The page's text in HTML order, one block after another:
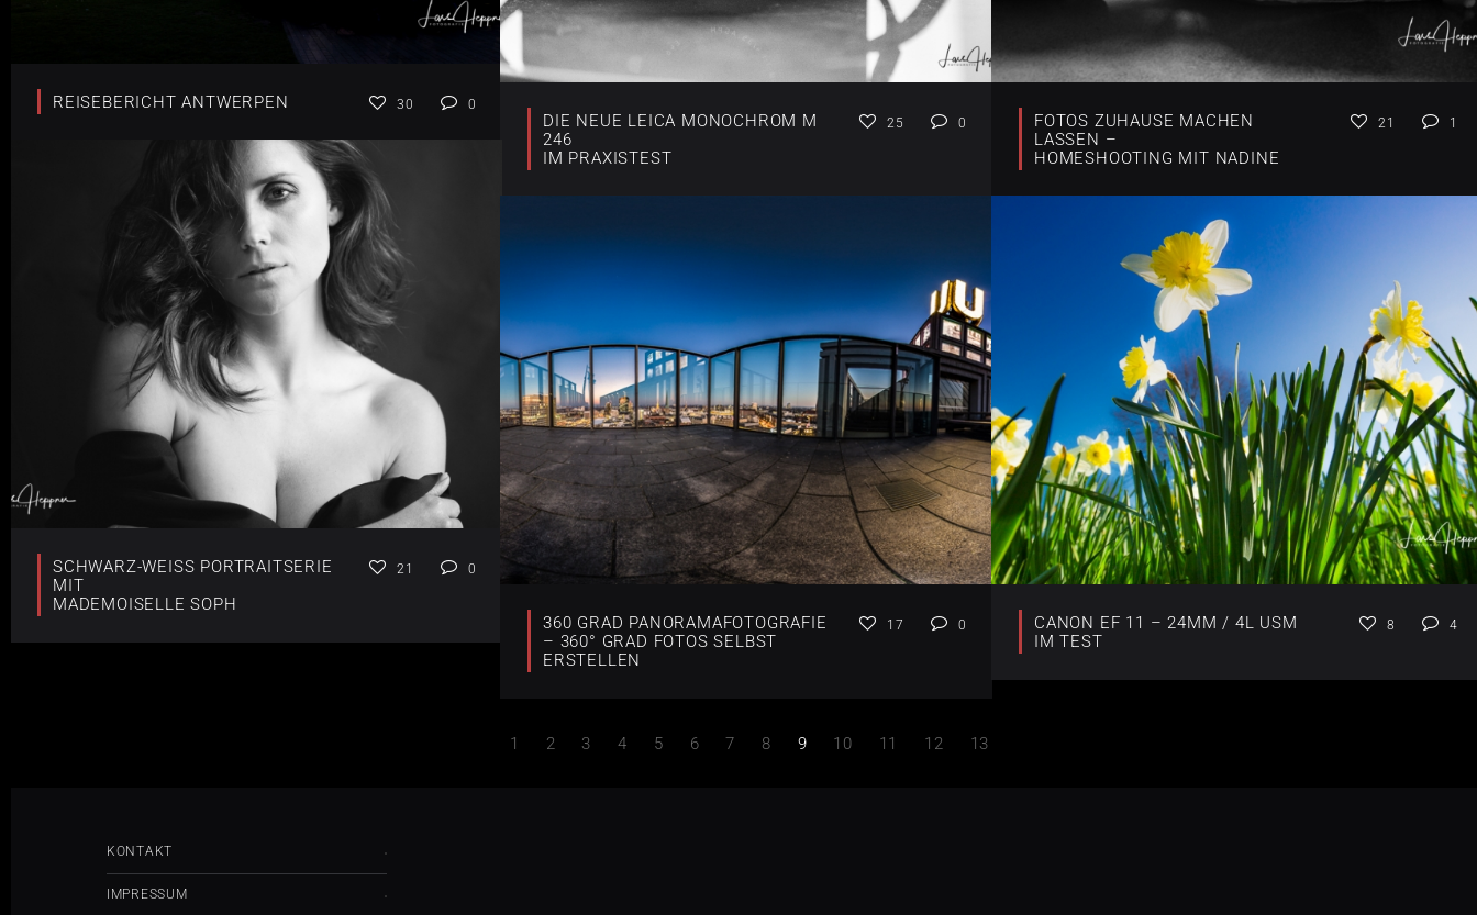
REISEBERICHT ANTWERPEN 30 0
DIE NEUE LEICA MONOCHROM M
246
IM PRAXISTEST
25 0
FOTOS ZUHAUSE MACHEN
LASSEN –
HOMESHOOTING MIT NADINE
21 1
SCHWARZ-WEISS PORTRAITSERIE M
IT
MADEMOISELLE SOPH
21 0
360 GRAD PANORAMAFOTOGRAFIE
– 360° GRAD FOTOS SELBST
ERSTELLEN
17 0
CANON EF 11 – 24MM / 4L USM
IM TEST
8 4
1 2 3 4 5 6 7 8 9 10 11 12 13
KONTAKT
IMPRESSUM